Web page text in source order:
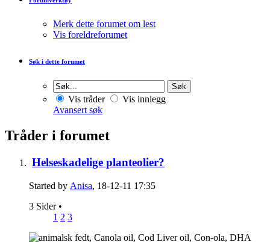
Merk dette forumet om lest
Vis foreldreforumet
Søk i dette forumet
Vis tråder
Vis innlegg
Avansert søk
Tråder i forumet
Helseskadelige planteolier?
Started by Anisa, 18-12-11 17:35
3 Sider •
1 2 3